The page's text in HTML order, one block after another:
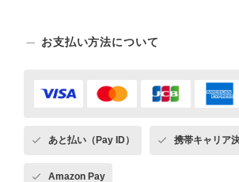
お支払い方法について
あと払い（Pay ID） 携帯キャリア
Amazon Pay